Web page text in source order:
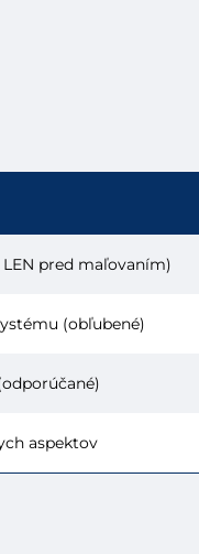
pred maľovaním)
(obľubené)
aspektov